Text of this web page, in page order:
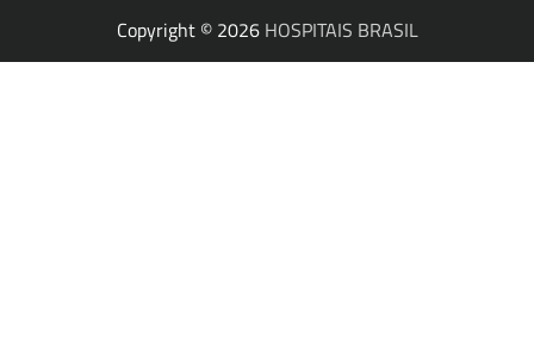
Copyright © 2026 HOSPITAIS BRASIL